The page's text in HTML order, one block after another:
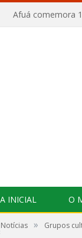
INICIAL O
Notícias » Grupos